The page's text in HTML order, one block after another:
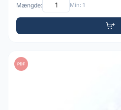
Mængde: Min: 1
PDF